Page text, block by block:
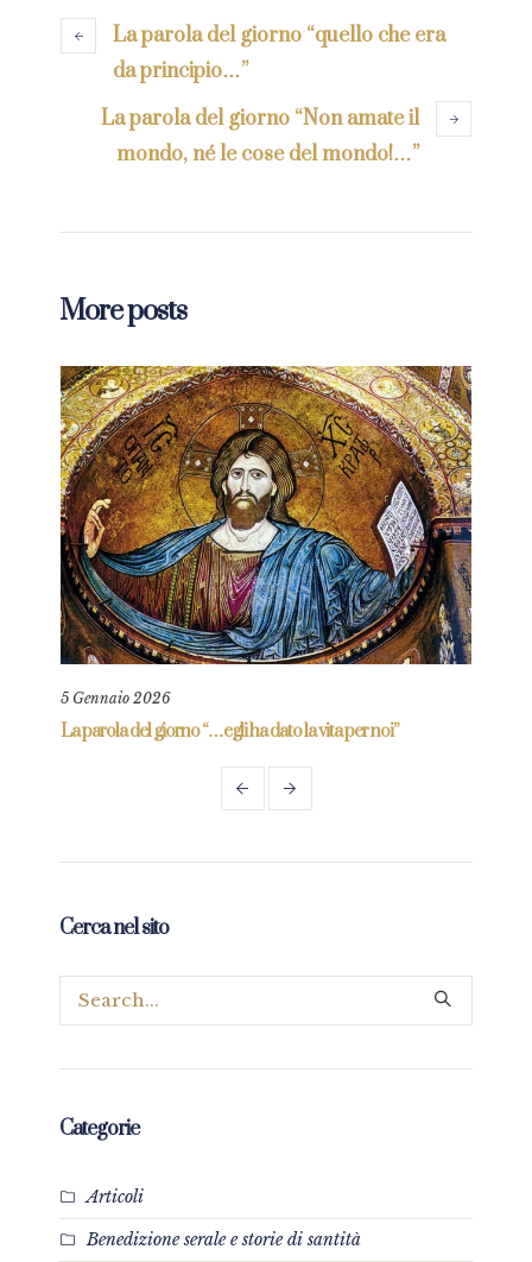
La parola del giorno “quello che era
da principio…”
La parola del giorno “Non amate il
mondo, né le cose del mondo!…”
More posts
5 Gennaio 2026
La parola del giorno “…egli ha dato la vita per noi”
Cerca nel sito
Categorie
Articoli
Benedizione serale e storie di santità